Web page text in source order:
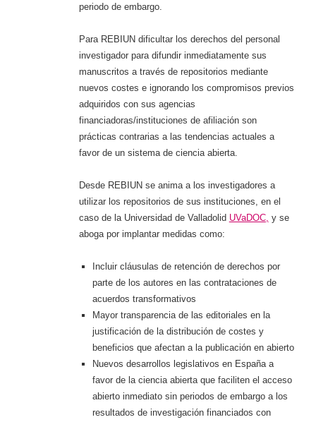
periodo de embargo.
Para REBIUN dificultar los derechos del personal
investigador para difundir inmediatamente sus
manuscritos a través de repositorios mediante
nuevos costes e ignorando los compromisos previos
adquiridos con sus agencias
financiadoras/instituciones de afiliación son
prácticas contrarias a las tendencias actuales a
favor de un sistema de ciencia abierta.
Desde REBIUN se anima a los investigadores a
utilizar los repositorios de sus instituciones, en el
caso de la Universidad de Valladolid UVaDOC, y se
aboga por implantar medidas como:
Incluir cláusulas de retención de derechos por
parte de los autores en las contrataciones de
acuerdos transformativos
Mayor transparencia de las editoriales en la
justificación de la distribución de costes y
beneficios que afectan a la publicación en abierto
Nuevos desarrollos legislativos en España a
favor de la ciencia abierta que faciliten el acceso
abierto inmediato sin periodos de embargo a los
resultados de investigación financiados con